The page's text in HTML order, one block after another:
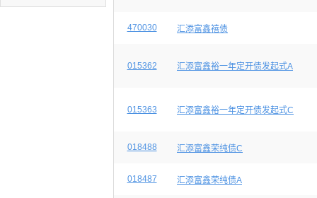
470030 汇添富鑫禧债
015362 汇添富鑫裕一年定开债发起式A
015363 汇添富鑫裕一年定开债发起式C
018488 汇添富鑫荣纯债C
018487 汇添富鑫荣纯债A